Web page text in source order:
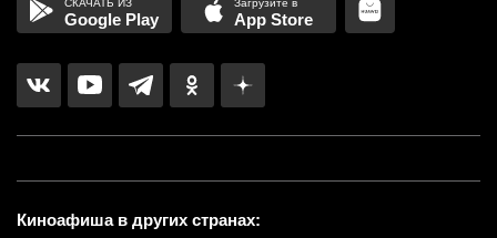
Google Play App Store
Киноафиша в других странах: